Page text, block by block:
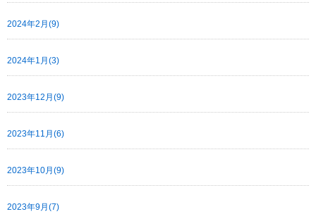
2024年2月(9)
2024年1月(3)
2023年12月(9)
2023年11月(6)
2023年10月(9)
2023年9月(7)